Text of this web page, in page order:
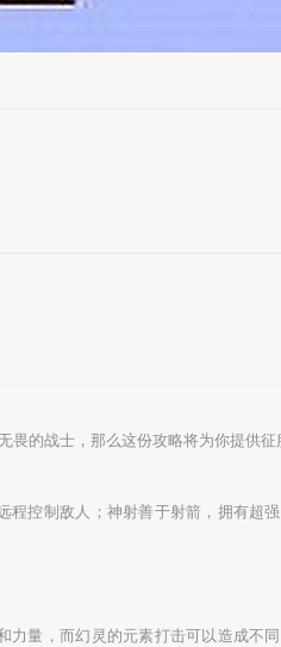
的战士，那么这份攻略将为你提供征
控制敌人；神射善于射箭，拥有超
量，而幻灵的元素打击可以造成不